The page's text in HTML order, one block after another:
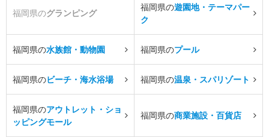
福岡県のグランピング
福岡県の遊園地・テーマパー
ク
福岡県の水族館・動物園 福岡県のプール
福岡県のビーチ・海水浴場 福岡県の温泉・スパリゾート
福岡県のアウトレット・ショ
ッピングモール
福岡県の商業施設・百貨店